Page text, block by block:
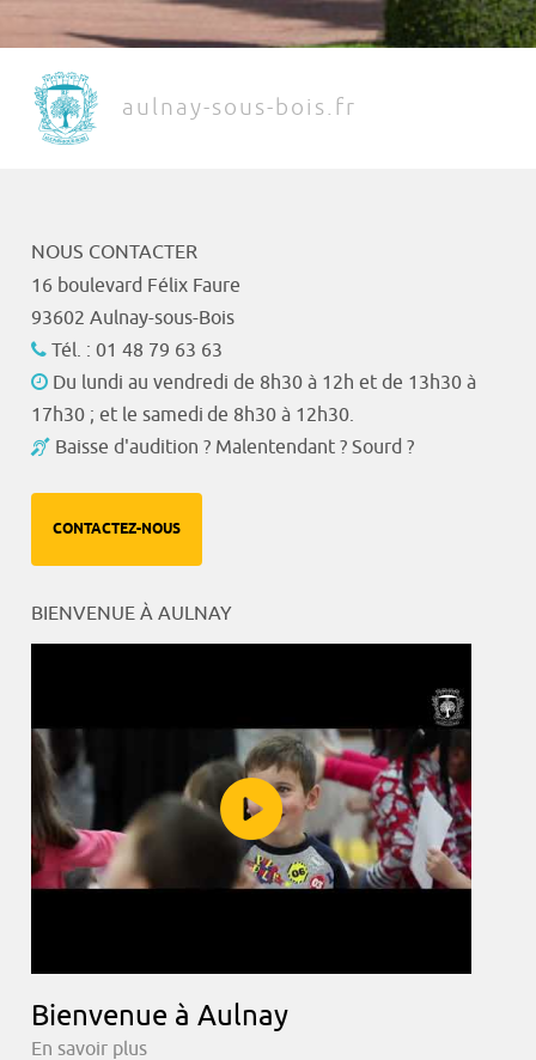
aulnay-sous-bois.fr
NOUS CONTACTER
16 boulevard Félix Faure
93602 Aulnay-sous-Bois
Tél. : 01 48 79 63 63
Du lundi au vendredi de 8h30 à 12h et de 13h30 à
17h30 ; et le samedi de 8h30 à 12h30.
Baisse d'audition ? Malentendant ? Sourd ?
CONTACTEZ-NOUS
BIENVENUE À AULNAY
Bienvenue à Aulnay
En savoir plus